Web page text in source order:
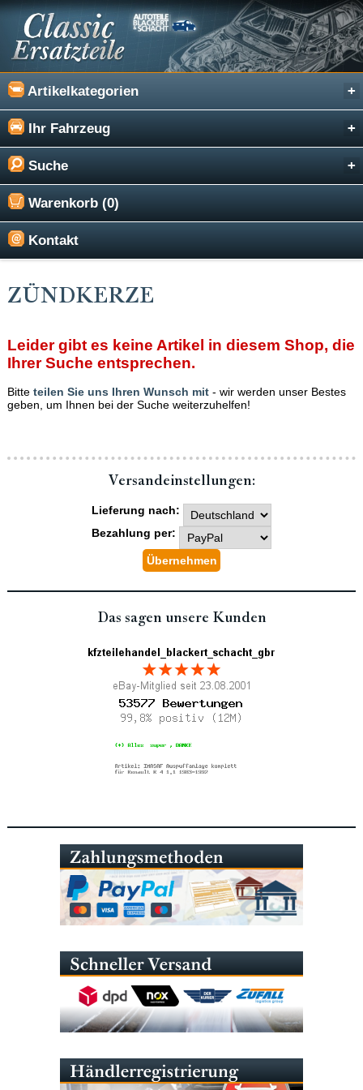
Artikelkategorien
Ihr Fahrzeug
Suche
Warenkorb (0)
Kontakt
ZÜNDKERZE
Leider gibt es keine Artikel in diesem Shop, die
Ihrer Suche entsprechen.
Bitte teilen Sie uns Ihren Wunsch mit- wir werden unser Bestes
geben, um Ihnen bei der Suche weiterzuhelfen!
Versand­einstellungen:
Lieferung nach:
Bezahlung per:
Das sagen unsere Kunden